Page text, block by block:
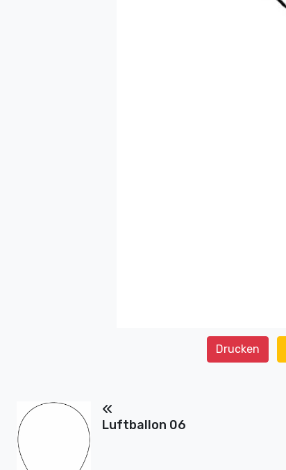
Drucken
Luftballon 06